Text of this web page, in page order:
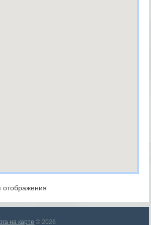
отображения
на карте © 2026